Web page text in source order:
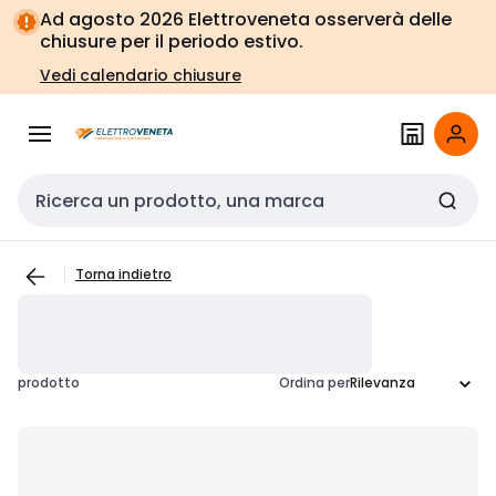
Vai alla
navigazione
Vai
alla
pagina
Ad agosto 2026 Elettroveneta osserverà delle
chiusure per il periodo estivo.
Vedi calendario chiusure
Cerca input
Torna indietro
prodotto Ordina per